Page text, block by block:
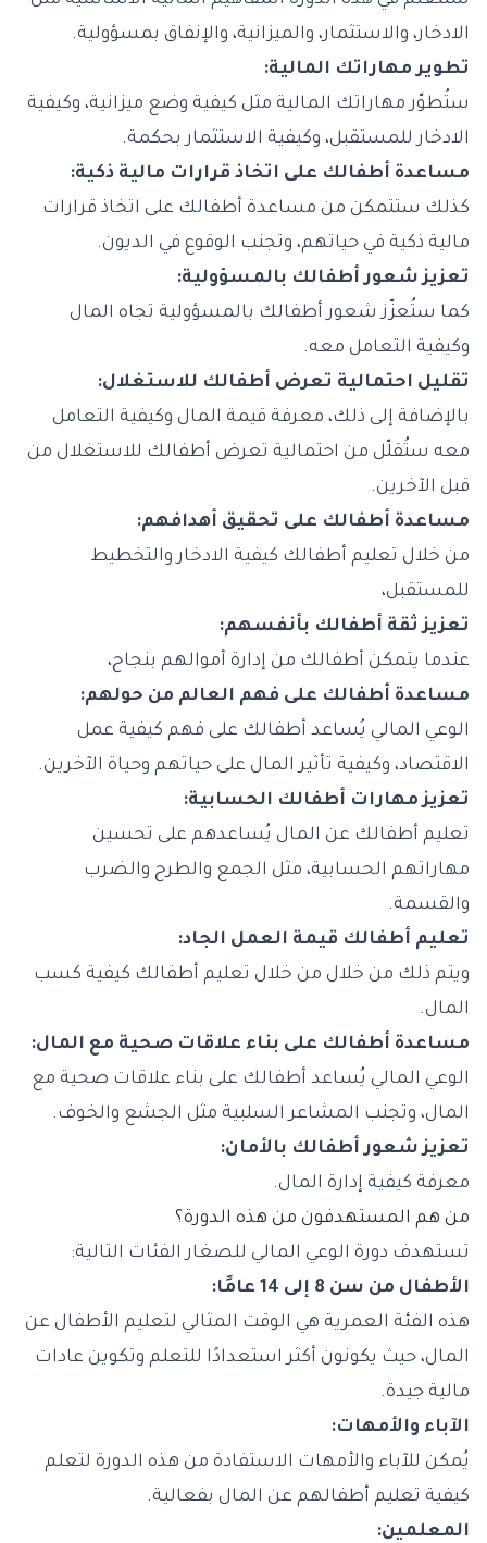
الادخار، والاستثمار، والميزانية، والإنفاق بمسؤولية.
تطوير مهاراتك المالية:
ستُطوّر مهاراتك المالية مثل كيفية وضع ميزانية، وكيفية
الادخار للمستقبل، وكيفية الاستثمار بحكمة.
مساعدة أطفالك على اتخاذ قرارات مالية ذكية:
كذلك ستتمكن من مساعدة أطفالك على اتخاذ قرارات
مالية ذكية في حياتهم، وتجنب الوقوع في الديون.
تعزيز شعور أطفالك بالمسؤولية:
كما ستُعزّز شعور أطفالك بالمسؤولية تجاه المال
وكيفية التعامل معه.
تقليل احتمالية تعرض أطفالك للاستغلال:
بالإضافة إلى ذلك، معرفة قيمة المال وكيفية التعامل
معه ستُقلّل من احتمالية تعرض أطفالك للاستغلال من
قبل الآخرين.
مساعدة أطفالك على تحقيق أهدافهم:
من خلال تعليم أطفالك كيفية الادخار والتخطيط
للمستقبل،
تعزيز ثقة أطفالك بأنفسهم:
عندما يتمكن أطفالك من إدارة أموالهم بنجاح،
مساعدة أطفالك على فهم العالم من حولهم:
الوعي المالي يُساعد أطفالك على فهم كيفية عمل
الاقتصاد، وكيفية تأثير المال على حياتهم وحياة الآخرين.
تعزيز مهارات أطفالك الحسابية:
تعليم أطفالك عن المال يُساعدهم على تحسين
مهاراتهم الحسابية، مثل الجمع والطرح والضرب
والقسمة.
تعليم أطفالك قيمة العمل الجاد:
ويتم ذلك من خلال من خلال تعليم أطفالك كيفية كسب
المال.
مساعدة أطفالك على بناء علاقات صحية مع المال:
الوعي المالي يُساعد أطفالك على بناء علاقات صحية مع
المال، وتجنب المشاعر السلبية مثل الجشع والخوف.
تعزيز شعور أطفالك بالأمان:
معرفة كيفية إدارة المال.
من هم المستهدفون من هذه الدورة؟
تستهدف دورة الوعي المالي للصغار الفئات التالية:
الأطفال من سن 8 إلى 14 عامًا:
هذه الفئة العمرية هي الوقت المثالي لتعليم الأطفال عن
المال، حيث يكونون أكثر استعدادًا للتعلم وتكوين عادات
مالية جيدة.
الآباء والأمهات:
يُمكن للآباء والأمهات الاستفادة من هذه الدورة لتعلم
كيفية تعليم أطفالهم عن المال بفعالية.
المعلمين: